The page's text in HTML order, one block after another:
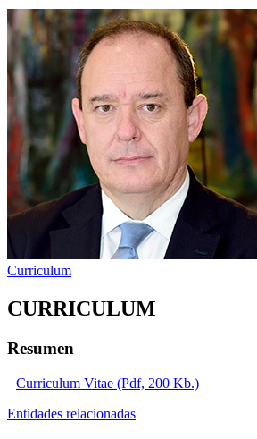
Curriculum
CURRICULUM
Resumen
Curriculum Vitae (Pdf, 200 Kb.)
Entidades relacionadas